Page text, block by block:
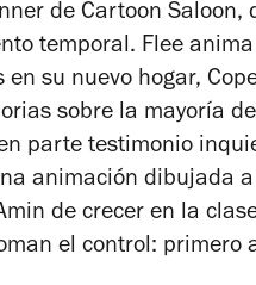
de Cartoon Saloon,
temporal. Flee
su nuevo hogar,
sobre la mayoría
parte testimonio
animación dibujada
de crecer en la
el control: primero